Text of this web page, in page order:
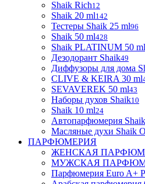
Shaik Rich12
Shaik 20 ml142
Тестеры Shaik 25 ml96
Shaik 50 ml428
Shaik PLATINUM 50 ml
Дезодорант Shaik49
Диффузоры для дома
CLIVE & KEIRA 30 ml
SEVAVEREK 50 ml43
Наборы духов Shaik10
Shaik 10 ml24
Автопарфюмерия Shaik
Масляные духи Shaik
ПАРФЮМЕРИЯ
ЖЕНСКАЯ
МУЖСКАЯ
Парфюмерия Euro A+